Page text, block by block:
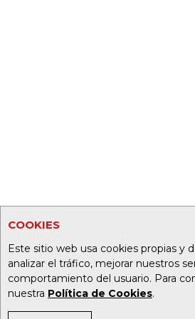
COOKIES
Este sitio web usa cookies propias y
analizar el tráfico, mejorar nuestros
comportamiento del usuario. Para
nuestra Política de Cookies.